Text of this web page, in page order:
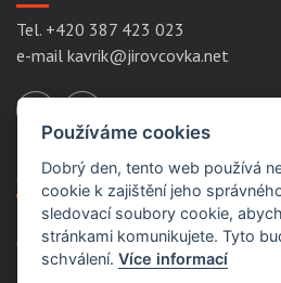
Tel. +420 387 423 023
e-mail kavrik@jirovcovka.net
Servisní odkazy
Ochrana osobních údajů
Používáme cookies
Dobrý den, tento web používá
cookie k zajištění jeho
sledovací soubory cookie,
stránkami komunikujete. Tyto
schválení.Více informací